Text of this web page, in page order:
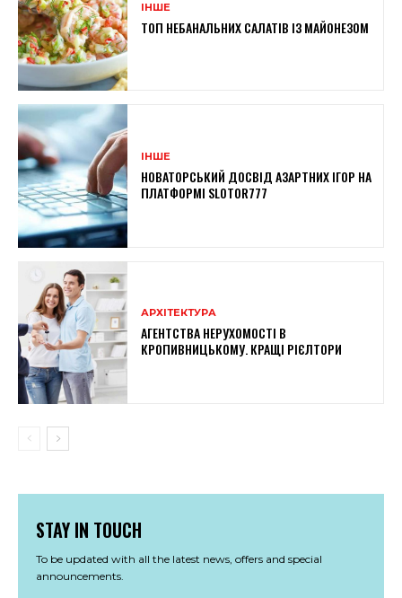
ІНШЕ
ТОП НЕБАНАЛЬНИХ САЛАТІВ ІЗ МАЙОНЕЗОМ
ІНШЕ
НОВАТОРСЬКИЙ ДОСВІД АЗАРТНИХ ІГОР НА
ПЛАТФОРМІ SLOTOR777
АРХІТЕКТУРА
АГЕНТСТВА НЕРУХОМОСТІ В
КРОПИВНИЦЬКОМУ. КРАЩІ РІЄЛТОРИ
STAY IN TOUCH
To be updated with all the latest news, offers and special
announcements.